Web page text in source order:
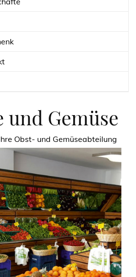
und Gemüse
Obst- und Gemüseabteilung